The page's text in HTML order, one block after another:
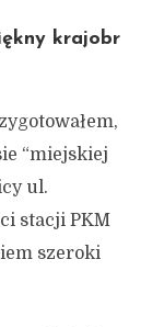
krajobr
“miejskiej
ul.
stacji PKM
szeroki